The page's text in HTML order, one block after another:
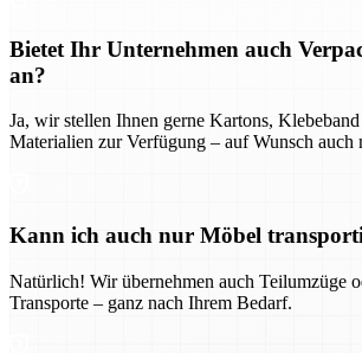
Bietet Ihr Unternehmen auch
an?
Ja, wir stellen Ihnen gerne Kartons,
Materialien zur Verfügung – auf Wunsch auch
Kann ich auch nur Möbel
Natürlich! Wir übernehmen auch Teilumzüge
Transporte – ganz nach Ihrem Bedarf.